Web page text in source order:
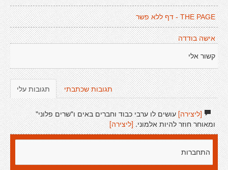
THE PAGE - דף ללא פשר
אישה בודדה
קשור אלי
תגובות עלי תגובות שכתבתי
[ליצירה]עושים לו ערבי כבוד וחברים באים ו"שרים פלוני"
ומאוחר חוזר להיות אלמוני. [ליצירה]
התחברות